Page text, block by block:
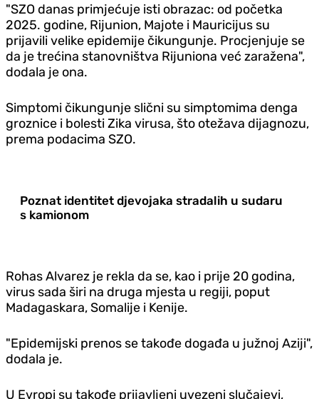
"SZO danas primjećuje isti obrazac: od početka
2025. godine, Rijunion, Majote i Mauricijus su
prijavili velike epidemije čikungunje. Procjenjuje se
da je trećina stanovništva Rijuniona već zaražena",
dodala je ona.
Simptomi čikungunje slični su simptomima denga
groznice i bolesti Zika virusa, što otežava dijagnozu,
prema podacima SZO.
Poznat identitet djevojaka stradalih u sudaru
s kamionom
Rohas Alvarez je rekla da se, kao i prije 20 godina,
virus sada širi na druga mjesta u regiji, poput
Madagaskara, Somalije i Kenije.
"Epidemijski prenos se takođe događa u južnoj Aziji",
dodala je.
U Evropi su takođe prijavljeni uvezeni slučajevi,